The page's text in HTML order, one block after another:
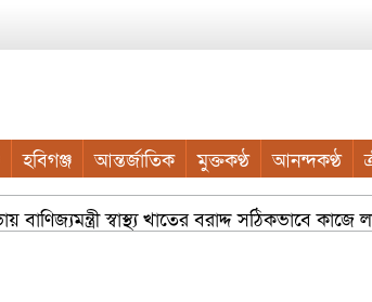
হবিগঞ্জ আন্তর্জাতিক মুক্তকণ্ঠ আনন্দকণ্ঠ
স্বাস্থ্য খাতের বরাদ্দ সঠিকভাবে
খালি জায়গা আছে, গাছ লাগান — আব্দুল